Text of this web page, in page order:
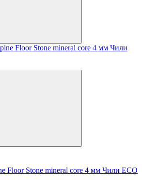
Floor Stone mineral core 4 мм Чили ЕСО